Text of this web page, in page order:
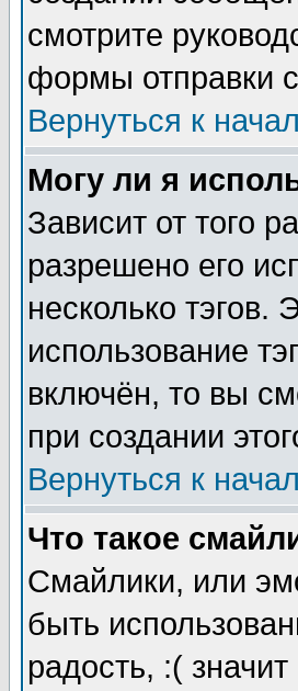
смотрите
формы отправки
Вернуться к
Могу ли я
Зависит от того
разрешено его
несколько
использование
включён, то вы
при создании
Вернуться к
Что такое
Смайлики, или
быть
радость, :(